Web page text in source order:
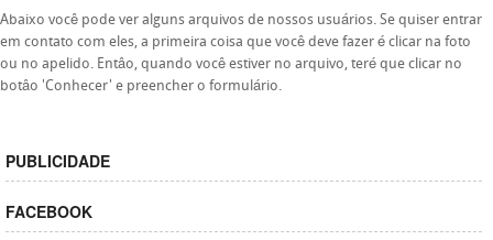
Abaixo você pode ver alguns arquivos de nossos usuários. Se quiser entrar
em contato com eles, a primeira coisa que você deve fazer é clicar na foto
ou no apelido. Entâo, quando você estiver no arquivo, teré que clicar no
botâo 'Conhecer' e preencher o formulário.
PUBLICIDADE
FACEBOOK